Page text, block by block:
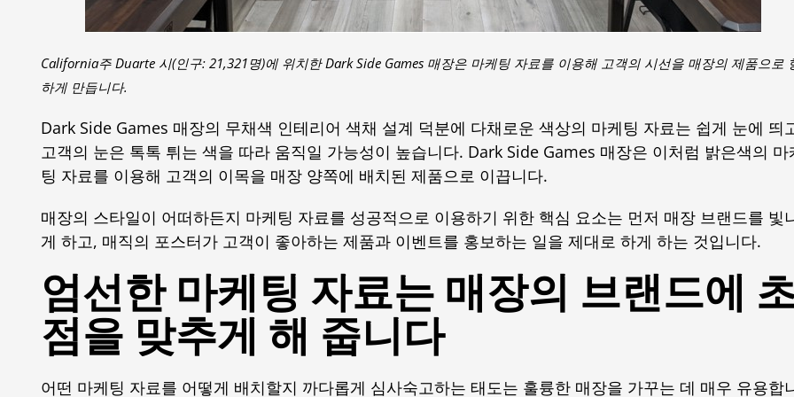
California주 Duarte 시(인구: 21,321명)에 위치한 Dark Side Games 매장은 마케팅 자료를 이용해 고객의 시선을 매장의 제품으로
하게 만듭니다.
Dark Side Games 매장의 무채색 인테리어 색채 설계 덕분에 다채로운 색상의 마케팅 자료는 쉽게 눈에 띄
고객의 눈은 톡톡 튀는 색을 따라 움직일 가능성이 높습니다. Dark Side Games 매장은 이처럼 밝은색의 마
팅 자료를 이용해 고객의 이목을 매장 양쪽에 배치된 제품으로 이끕니다.
매장의 스타일이 어떠하든지 마케팅 자료를 성공적으로 이용하기 위한 핵심 요소는 먼저 매장 브랜드를 빛
게 하고, 매직의 포스터가 고객이 좋아하는 제품과 이벤트를 홍보하는 일을 제대로 하게 하는 것입니다.
엄선한 마케팅 자료는 매장의 브랜드에
점을 맞추게 해 줍니다
어떤 마케팅 자료를 어떻게 배치할지 까다롭게 심사숙고하는 태도는 훌륭한 매장을 가꾸는 데 매우 유용합